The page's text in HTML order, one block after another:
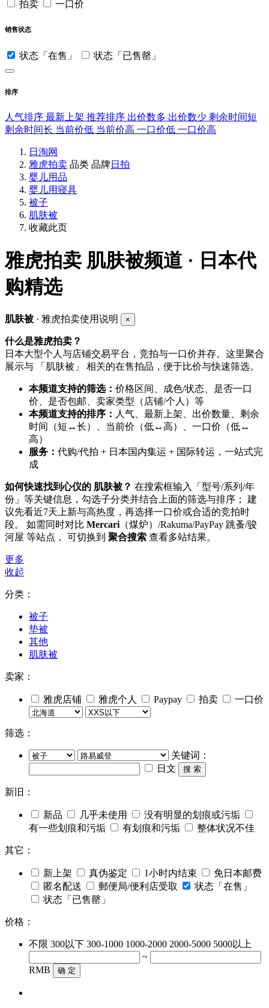
拍卖 一口价
销售状态
状态「在售」 状态「已售罄」
排序
人气排序 最新上架 推荐排序 出价数多 出价数少 剩余时间短
剩余时间长 当前价低 当前价高 一口价低 一口价高
日淘网
雅虎拍卖 品类 品牌日拍
婴儿用品
婴儿用寝具
被子
肌肤被
收藏此页
雅虎拍卖 肌肤被频道 · 日本代
购精选
肌肤被 · 雅虎拍卖使用说明 ×
什么是雅虎拍卖？
日本大型个人与店铺交易平台，竞拍与一口价并存。这里聚合
展示与 「肌肤被」 相关的在售拍品，便于比价与快速筛选。
本频道支持的筛选： 价格区间、成色/状态、是否一口
价、是否包邮、卖家类型（店铺/个人）等
本频道支持的排序： 人气、最新上架、出价数量、剩余
时间（短↔长）、当前价（低↔高）、一口价（低↔
高）
服务： 代购/代拍 + 日本国内集运 + 国际转运，一站式完
成
如何快速找到心仪的 肌肤被？ 在搜索框输入「型号/系列/年
份」等关键信息，勾选子分类并结合上面的筛选与排序； 建
议先看近7天上新与高热度，再选择一口价或合适的竞拍时
段。 如需同时对比 Mercari （煤炉）/Rakuma/PayPay 跳蚤/骏
河屋 等站点， 可切换到 聚合搜索 查看多站结果。
更多
收起
分类：
被子
垫被
其他
肌肤被
卖家：
雅虎店铺 雅虎个人 Paypay 拍卖 一口价
筛选：
关键词：
日文
搜 索
新旧：
新品 几乎未使用
没有明显的划痕或污垢
有一些划痕和污垢
有划痕和污垢 整体状况不佳
其它：
新上架 真伪鉴定 1小时内结束
免日本邮费
匿名配送
郵便局/便利店受取
状态「在售」
状态「已售罄」
价格：
不限 300以下 300-1000 1000-2000 2000-5000 5000以上
~
RMB
确 定